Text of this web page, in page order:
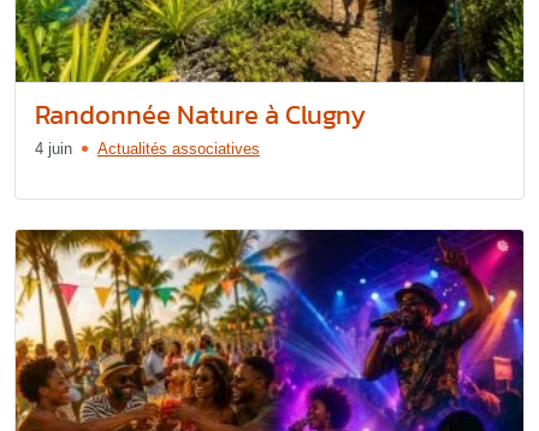
Randonnée Nature à Clugny
4 juin Actualités associatives